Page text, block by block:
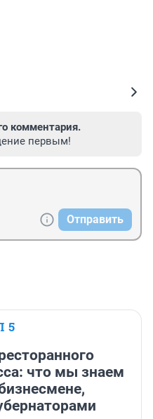
комментария.
первым!
Отправить
5
что мы знаем